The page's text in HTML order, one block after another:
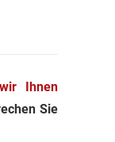
wir Ihnen
Sie